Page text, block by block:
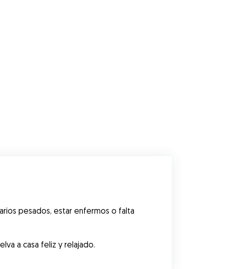
pesados, estar enfermos o falta
a casa feliz y relajado.